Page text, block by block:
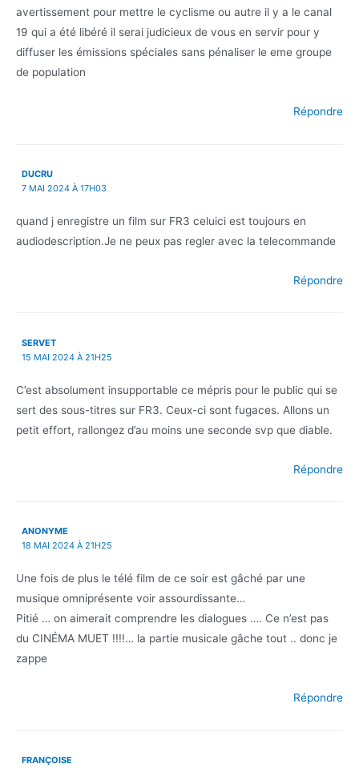
avertissement pour mettre le cyclisme ou autre il y a le canal
19 qui a été libéré il serai judicieux de vous en servir pour y
diffuser les émissions spéciales sans pénaliser le eme groupe
de population
Répondre
DUCRU
7 MAI 2024 À 17H03
quand j enregistre un film sur FR3 celuici est toujours en
audiodescription.Je ne peux pas regler avec la telecommande
Répondre
SERVET
15 MAI 2024 À 21H25
C’est absolument insupportable ce mépris pour le public qui se
sert des sous-titres sur FR3. Ceux-ci sont fugaces. Allons un
petit effort, rallongez d’au moins une seconde svp que diable.
Répondre
ANONYME
18 MAI 2024 À 21H25
Une fois de plus le télé film de ce soir est gâché par une
musique omniprésente voir assourdissante…
Pitié … on aimerait comprendre les dialogues …. Ce n’est pas
du CINÉMA MUET !!!!… la partie musicale gâche tout .. donc je
zappe
Répondre
FRANÇOISE